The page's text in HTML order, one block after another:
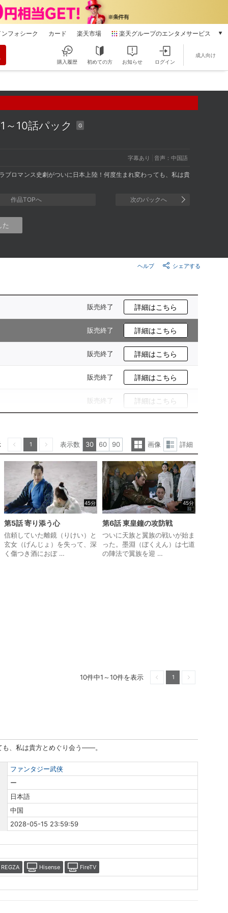
ンフォシーク カード 楽天市場 楽天グループのエンタメサービス
本/ゲーム/CD/DVD
電子書籍
楽天ミュージック
動画配信
動画配信ガイド
Rakuten PLAY
Rチャンネル
購入履歴 初めての方 お知らせ ログイン
成人向け
～10話パック G
字幕あり 音声：中国語
ロマンス史劇がついに日本上陸！何度生まれ変わっても、私は貴
作品TOPへ 次のパックへ
た
シェアする
ヘルプ
販売終了 詳細はこちら
販売終了 詳細はこちら
販売終了 詳細はこちら
販売終了 詳細はこちら
販売終了 詳細はこちら
1 表示数 30 60
90
覧
表
示
画像
細
表
示
詳細
45分
第5話 寄り添う心
信頼していた離鏡（りけい）と
玄女（げんじょ）を失って、深
く傷つき酒におぼ …
45分
第6話 東皇鐘の攻防戦
ついに天族と翼族の戦いが始ま
った。墨淵（ぼくえん）は七道
の陣法で翼族を迎 …
10件中1～10件を表示 1
も、私は貴方とめぐり会う――。
ファンタジー武侠
ー
日本語
中国
2028-05-15 23:59:59
REGZA Hisense FireTV